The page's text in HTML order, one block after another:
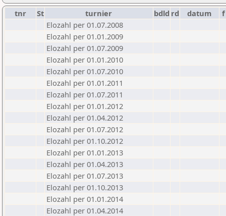
tnr St turnier bdld rd datum
f
Elozahl per 01.07.2008
Elozahl per 01.01.2009
Elozahl per 01.07.2009
Elozahl per 01.01.2010
Elozahl per 01.07.2010
Elozahl per 01.01.2011
Elozahl per 01.07.2011
Elozahl per 01.01.2012
Elozahl per 01.04.2012
Elozahl per 01.07.2012
Elozahl per 01.10.2012
Elozahl per 01.01.2013
Elozahl per 01.04.2013
Elozahl per 01.07.2013
Elozahl per 01.10.2013
Elozahl per 01.01.2014
Elozahl per 01.04.2014